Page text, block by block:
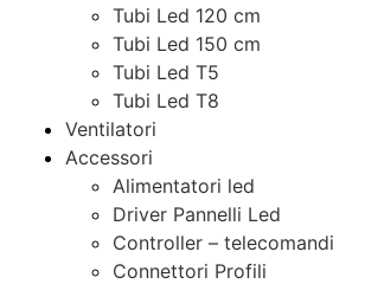
Tubi Led 120 cm
Tubi Led 150 cm
Tubi Led T5
Tubi Led T8
Ventilatori
Accessori
Alimentatori led
Driver Pannelli Led
Controller – telecomandi
Connettori Profili